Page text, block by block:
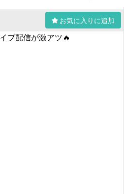
お気に入りに追加
ブ配信が激アツ🔥